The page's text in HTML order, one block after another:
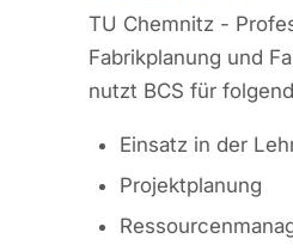
TU Chemnitz -
Fabrikplanung und
nutzt BCS für
Einsatz in der
Projektplanung